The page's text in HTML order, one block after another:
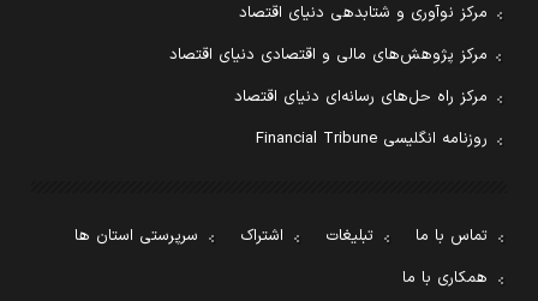
مرکز نوآوری و شتابدهی دنیای اقتصاد
مرکز پژوهش‌های مالی و اقتصادی دنیای اقتصاد
مرکز راه حل‌های رسانه‌ای دنیای اقتصاد
روزنامه انگلیسی Financial Tribune
تماس با ما تبلیغات اشتراک
سرپرستی استان ها
همکاری با ما